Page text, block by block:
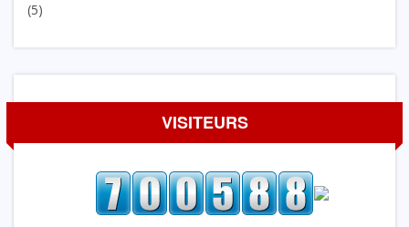
(5)
VISITEURS